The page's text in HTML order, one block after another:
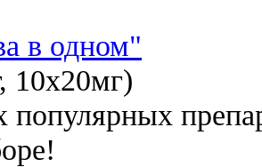
в одном"
10x20мг)
популярных